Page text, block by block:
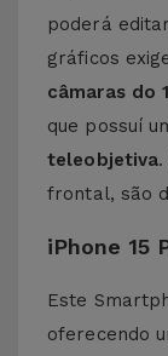
poderá
gráficos
câmaras do
que possuí
teleobjetiva
frontal, são
iPhone 15
Este
oferecendo